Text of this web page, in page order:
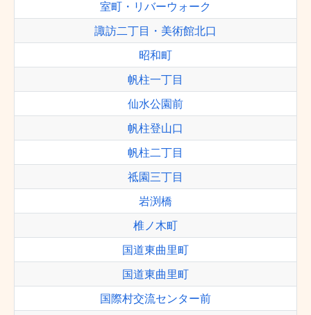
室町・リバーウォーク
諏訪二丁目・美術館北口
昭和町
帆柱一丁目
仙水公園前
帆柱登山口
帆柱二丁目
祗園三丁目
岩渕橋
椎ノ木町
国道東曲里町
国道東曲里町
国際村交流センター前